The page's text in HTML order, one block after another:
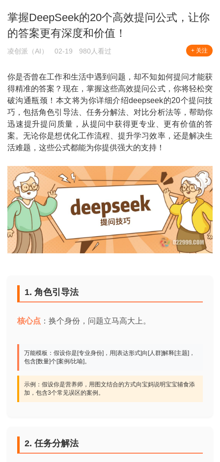
掌握DeepSeek的20个高效提问公式，让你
的答案更有深度和价值！
凌创派（AI） 02-19 980人看过 + 关注
你是否曾在工作和生活中遇到问题，却不知如何提问才能获
得精准的答案？现在，掌握这些高效提问公式，你将轻松突
破沟通瓶颈！本文将为你详细介绍deepseek的20个提问技
巧，包括角色引导法、任务分解法、对比分析法等，帮助你
迅速提升提问质量，从提问中获得更专业、更有价值的答
案。无论你是想优化工作流程、提升学习效率，还是解决生
活难题，这些公式都能为你提供强大的支持！
1. 角色引导法
核心点 ：换个身份，问题立马高大上。
万能模板：假设你是[专业身份]，用[表达形式]向[人群]解释[主题]，
包含[数量]个[案例/比喻]。
示例：假设你是营养师，用图文结合的方式向宝妈说明宝宝辅食添
加，包含3个常见误区的案例。
2. 任务分解法